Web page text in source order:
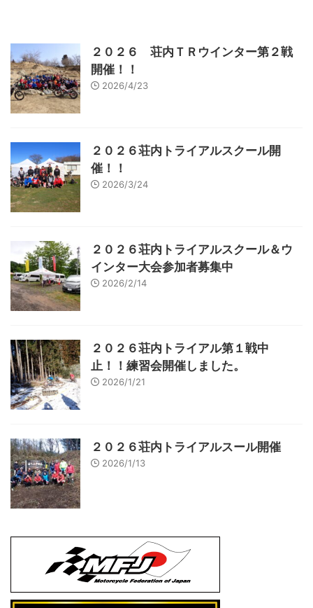
２０２６ 荘内ＴＲウインター第２戦
開催！！
2026/4/23
２０２６荘内トライアルスクール開
催！！
2026/3/24
２０２６荘内トライアルスクール＆ウ
インター大会参加者募集中
2026/2/14
２０２６荘内トライアル第１戦中
止！！練習会開催しました。
2026/1/21
２０２６荘内トライアルスール開催
2026/1/13